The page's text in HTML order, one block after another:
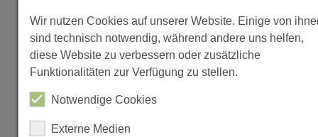
Wir nutzen Cookies auf unserer Website. Einige von
sind technisch notwendig, während andere uns helfen,
diese Website zu verbessern oder zusätzliche
Funktionalitäten zur Verfügung zu stellen.
Notwendige Cookies
Externe Medien